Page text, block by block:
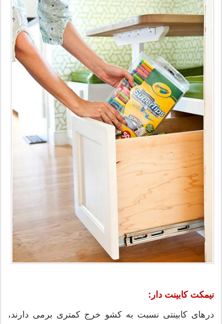
نیمکت کابینت دار:
درهای کابینتی نسبت به کشو خرج کمتری برمی دارند،